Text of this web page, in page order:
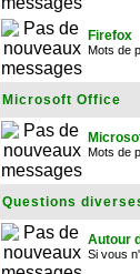
Firefox
Mots de
Microsoft Office
Mots de
Questions
Autour
Si vous